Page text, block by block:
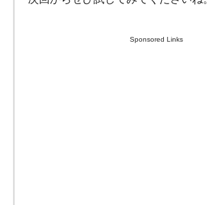
Sponsored Links